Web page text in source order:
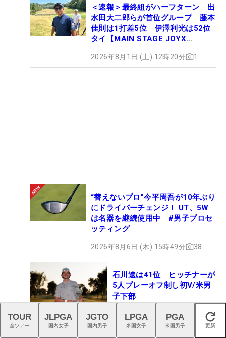
＜速報＞最終組がハーフターン 出
水田大二郎らが首位グループ 藤本
佳則は1打差5位 伊澤利光は52位
タイ【MAIN STAGE JOYX
2026年8月1日 (土) 12時20分 1
“替えないプロ”今平周吾が10年ぶり
にドライバーチェンジ！ UT、5W
は名器を継続使用中 #男子プロセ
ッティング
2026年8月6日 (木) 15時49分 38
石川遼は41位 ヒッチナーが
5人プレーオフ制し初V/米男
子下部
2026年8月3日 (月) 12時12分
閉じる
TOUR
全ツアー
JLPGA
国内女子
JGTO
国内男子
LPGA
米国女子
PGA
米国男子 更新